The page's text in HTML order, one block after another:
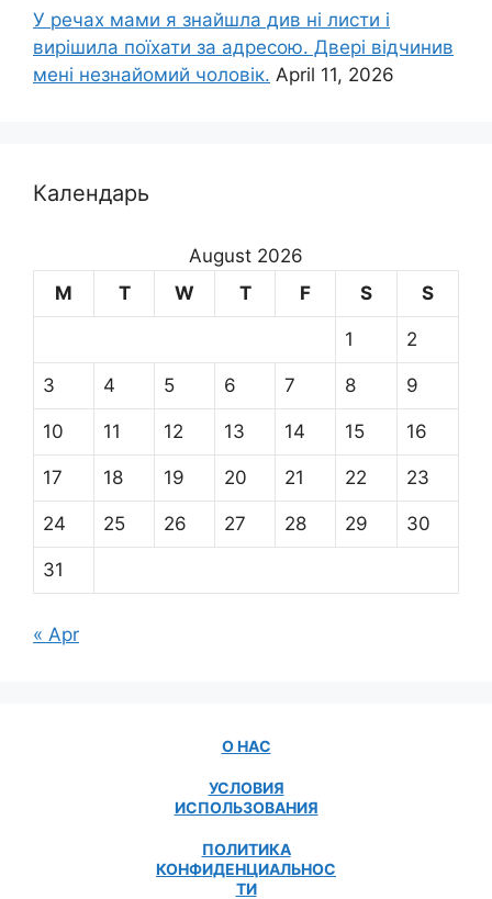
У речах мами я знайшла див ні листи і
вирішила поїхати за адресою. Двері відчинив
мені незнайомий чоловік. April 11, 2026
Календарь
August 2026
M
T W T F S S
1 2
3 4 5 6 7 8 9
10 11 12 13 14 15 16
17 18 19 20 21 22 23
24 25 26 27 28 29 30
31
« Apr
О НАС
УСЛОВИЯ
ИСПОЛЬЗОВАНИЯ
ПОЛИТИКА
КОНФИДЕНЦИАЛЬНОС
ТИ